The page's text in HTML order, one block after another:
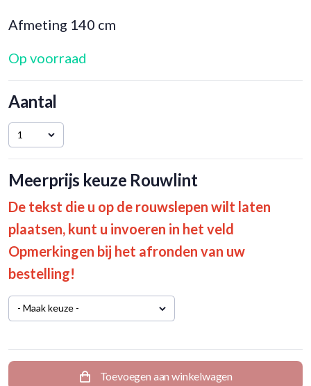
Afmeting 140 cm
Op voorraad
Aantal
1
Meerprijs keuze Rouwlint
De tekst die u op de rouwslepen wilt laten
plaatsen, kunt u invoeren in het veld
Opmerkingen bij het afronden van uw
bestelling!
- Maak keuze -
Toevoegen aan winkelwagen